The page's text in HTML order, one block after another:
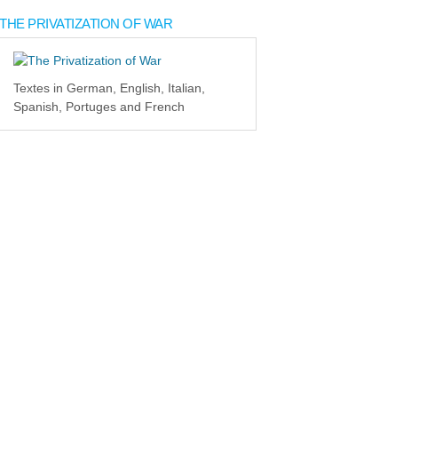
THE PRIVATIZATION OF WAR
Textes in German, English, Italian,
Spanish, Portuges and French